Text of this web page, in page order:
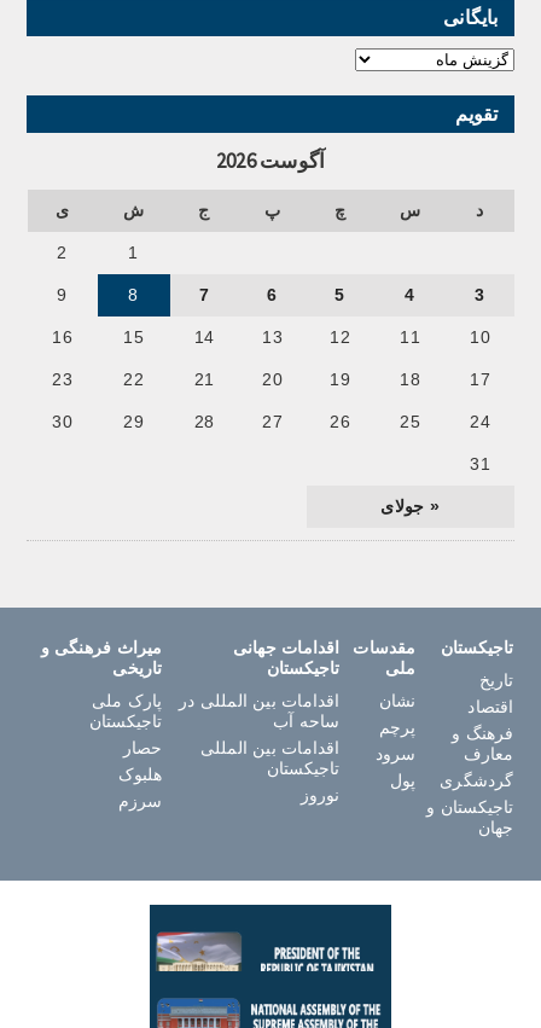
بایگانی
تقویم
آگوست 2026
د س چ پ ج ش ی
« جولای
1
2
3
4
5
6
7
8
9
10
11
12
13
14
15
16
17
18
19
20
21
22
23
24
25
26
27
28
29
30
31
تاجیکستان
تاریخ
اقتصاد
فرهنگ و
معارف
گردشگری
تاجیکستان و
جهان
مقدسات
ملی
نشان
پرچم
سرود
پول
اقدامات جهانی
تاجیکستان
اقدامات بین المللی در
ساحه آب
اقدامات بین المللی
تاجیکستان
نوروز
میراث فرهنگی و
تاریخی
پارک ملی
تاجیکستان
حصار
هلبوک
سرزم